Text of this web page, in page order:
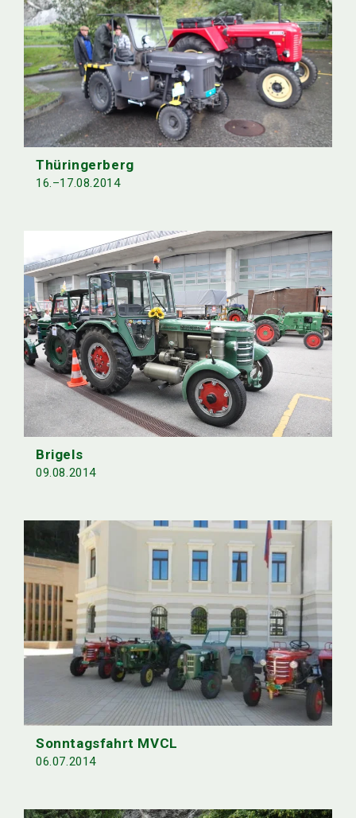
Thüringerberg
16.–17.08.2014
Brigels
09.08.2014
Sonntagsfahrt MVCL
06.07.2014